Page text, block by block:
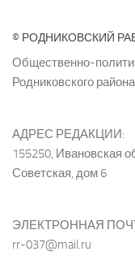
© РОДНИКОВСКИЙ
Общественно-
Родниковского района
АДРЕС РЕДАКЦИИ:
155250, Ивановская
Советская, дом 6
ЭЛЕКТРОННАЯ
rr-037@mail.ru